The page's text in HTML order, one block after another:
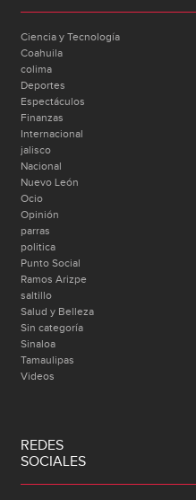
Ciencia y Tecnología
Coahuila
colima
Deportes
Espectáculos
Finanzas
Internacional
jalisco
Nacional
Nuevo León
Ocio
Opinión
parras
politica
Punto Social
Ramos Arizpe
saltillo
Salud y Belleza
Sin categoría
Sinaloa
Tamaulipas
Videos
REDES
SOCIALES